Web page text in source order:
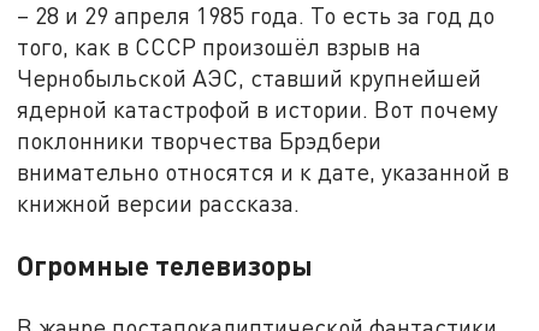
– 28 и 29 апреля 1985 года. То есть за год до
того, как в СССР произошёл взрыв на
Чернобыльской АЭС, ставший крупнейшей
ядерной катастрофой в истории. Вот почему
поклонники творчества Брэдбери
внимательно относятся и к дате, указанной в
книжной версии рассказа.
Огромные телевизоры